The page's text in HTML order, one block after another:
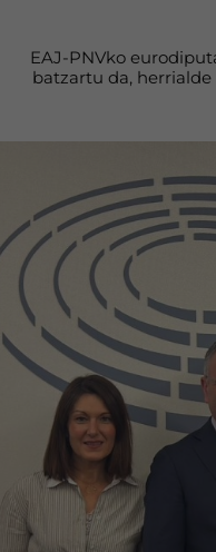
EAJ-PNVko
batzartu da,